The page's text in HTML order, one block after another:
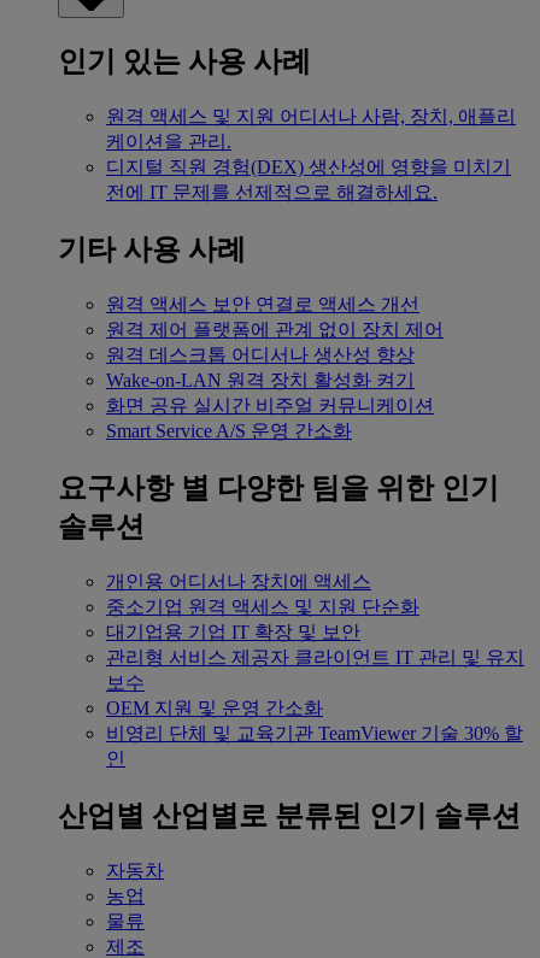
인기 있는 사용 사례
원격 액세스 및 지원 어디서나 사람, 장치, 애플리
케이션을 관리.
디지털 직원 경험(DEX) 생산성에 영향을 미치기
전에 IT 문제를 선제적으로 해결하세요.
기타 사용 사례
원격 액세스 보안 연결로 액세스 개선
원격 제어 플랫폼에 관계 없이 장치 제어
원격 데스크톱 어디서나 생산성 향상
Wake-on-LAN 원격 장치 활성화 켜기
화면 공유 실시간 비주얼 커뮤니케이션
Smart Service A/S 운영 간소화
요구사항 별 다양한 팀을 위한 인기
솔루션
개인용 어디서나 장치에 액세스
중소기업 원격 액세스 및 지원 단순화
대기업용 기업 IT 확장 및 보안
관리형 서비스 제공자 클라이언트 IT 관리 및 유지
보수
OEM 지원 및 운영 간소화
비영리 단체 및 교육기관 TeamViewer 기술 30% 할
인
산업별 산업별로 분류된 인기 솔루션
자동차
농업
물류
제조